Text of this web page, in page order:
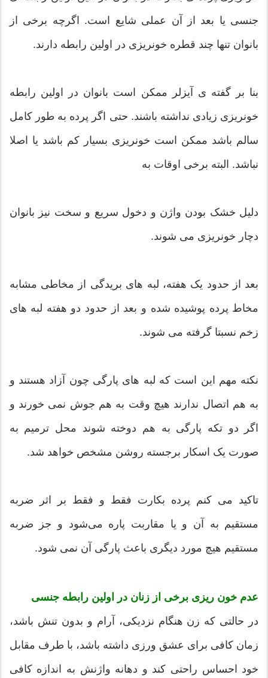
جنسی یا بعد از آن عملی شایع است. اگرچه برخی از
بانوان تنها چند قطره خونریزی در اولین رابطه دارند.
بنا بر گفته ی آیزلر ممکن است بانوان در اولین رابطه
خونریزی زیادی نداشته باشند. حتی اگر پرده به طور کامل
سالم باشد ممکن است خونریزی بسیار کم باشد یا اصلا
نباشد. البته برخی اوقات به
دلیل خشک بودن واژن و دخول سریع و سخت نیز بانوان
دچار خونریزی می شوند.
بعد از حدود یک هفته، لبه های بریدگی از مخاطی مشابه
مخاط پرده پوشیده شده و بعد از حدود دو هفته لبه های
زخم نسبتا گرفته می شوند.
نکته مهم این است که لبه های پارگی چون آزاد هستند و
به هم اتصال ندارند هیچ وقت به هم جوش نمی خورند و
اگر دو تکه پارگی به هم دوخته شوند محل ترمیم به
صورت یک اسکار برجسته روشن مشخص خواهد شد.
تاکید می کنم پرده بکارت فقط و فقط بر اثر ضربه
مستقیم به آن و یا مقاربت پاره می‌شود و جز ضربه
مستقیم هیچ مورد دیگری باعث پارگی آن نمی شود.
عدم خون ریزی برخی از زنان در اولین رابطه جنسی
در حالتی که زن هنگام نزدیکی، آرام و بدون تنش باشد،
زمان کافی برای عشق ورزی داشته باشد، با طرف مقابل
خود احساس راحتی کند و دهانه واژنش به اندازه کافی